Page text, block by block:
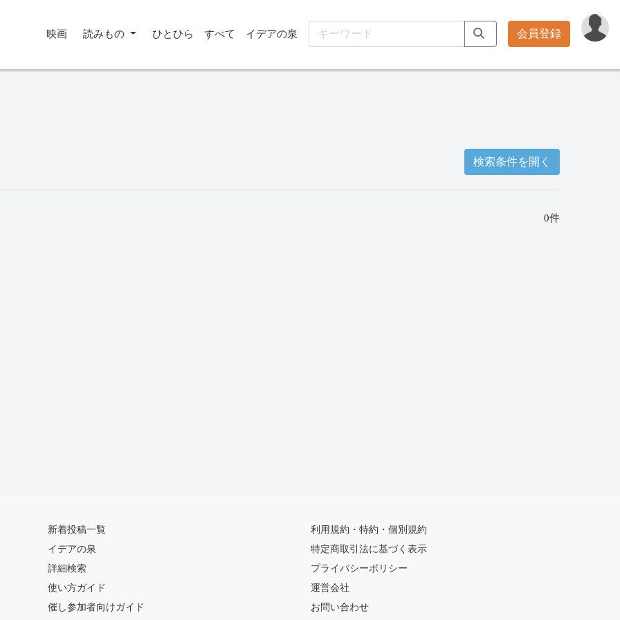
映画 読みもの ひとひら すべて イデアの泉 会員登録
検索条件を開く
0件
新着投稿一覧
イデアの泉
詳細検索
使い方ガイド
催し参加者向けガイド
利用規約・特約・個別規約
特定商取引法に基づく表示
プライバシーポリシー
運営会社
お問い合わせ